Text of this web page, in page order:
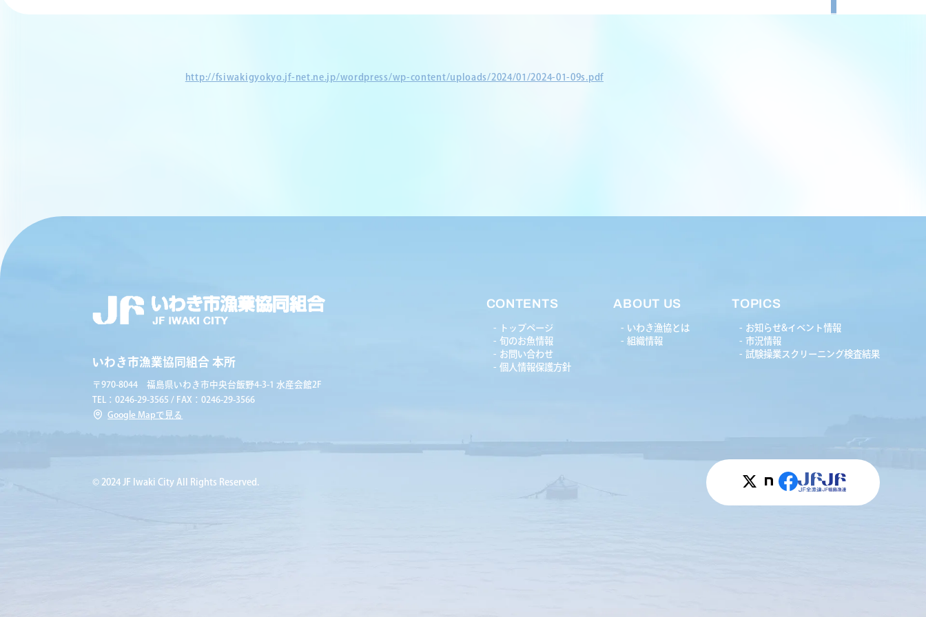
http://fsiwakigyokyo.jf-net.ne.jp/wordpress/wp-content/uploads/2024/01/2024-01-09s.pdf
いわき市漁業協同組合 本所
〒970-8044 福島県いわき市中央台飯野4-3-1 水産会館2F
TEL：0246-29-3565 / FAX：0246-29-3566
Google Mapで見る
CONTENTS
トップページ
旬のお魚情報
お問い合わせ
個人情報保護方針
ABOUT US
いわき漁協とは
組織情報
TOPICS
お知らせ&イベント情報
市況情報
試験操業スクリーニング検査結果
© 2024 JF Iwaki City All Rights Reserved.